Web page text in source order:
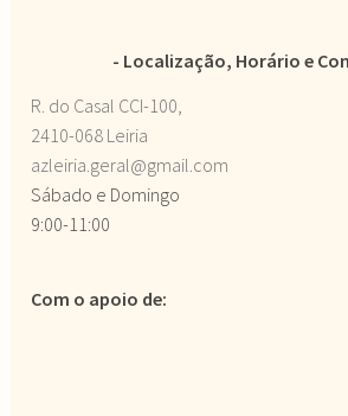
Localização, Horário e
R. do Casal CCI-100,
2410-068 Leiria
azleiria.geral@gmail.com
Sábado e Domingo
9:00-11:00
Com o apoio de: